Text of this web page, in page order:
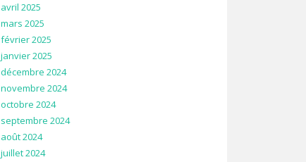
avril 2025
mars 2025
février 2025
janvier 2025
décembre 2024
novembre 2024
octobre 2024
septembre 2024
août 2024
juillet 2024